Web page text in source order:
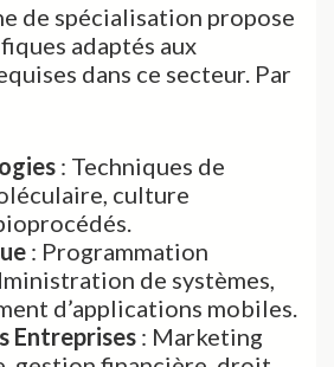
de spécialisation propose
adaptés aux
dans ce secteur. Par
: Techniques de
culture
: Programmation
de systèmes,
d’applications mobiles.
Entreprises : Marketing